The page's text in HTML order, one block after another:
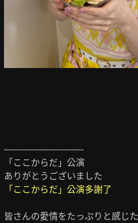
--------------------------------
「ここからだ」公演
「ここからだ」公演多謝了
皆さんの愛情をたっぷりと感じた